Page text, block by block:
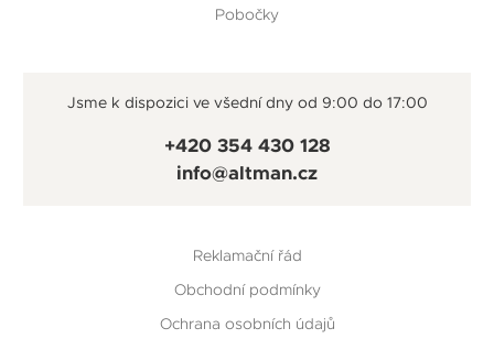
Pobočky
Jsme k dispozici ve všední dny od 9:00 do 17:00
+420 354 430 128
info@altman.cz
Reklamační řád
Obchodní podmínky
Ochrana osobních údajů